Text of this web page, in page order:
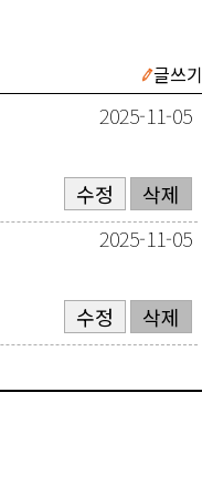
글쓰기
2025-11-05
수정
삭제
2025-11-05
수정
삭제